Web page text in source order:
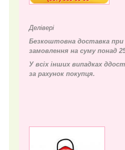
Делівері
Безкоштовна доставка
замовлення на суму понад
У всіх інших випадках д
за рахунок покупця.